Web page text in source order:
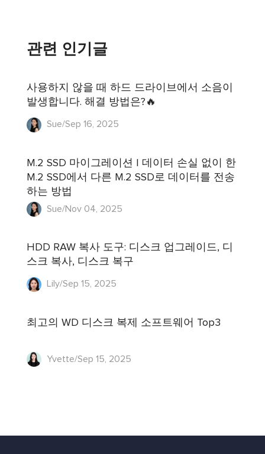
관련 인기글
사용하지 않을 때 하드 드라이브에서 소음이
발생합니다. 해결 방법은?🔥
Sue/Sep 16, 2025
M.2 SSD 마이그레이션 | 데이터 손실 없이 한
M.2 SSD에서 다른 M.2 SSD로 데이터를 전송
하는 방법
Sue/Nov 04, 2025
HDD RAW 복사 도구: 디스크 업그레이드, 디
스크 복사, 디스크 복구
Lily/Sep 15, 2025
최고의 WD 디스크 복제 소프트웨어 Top3
Yvette/Sep 15, 2025